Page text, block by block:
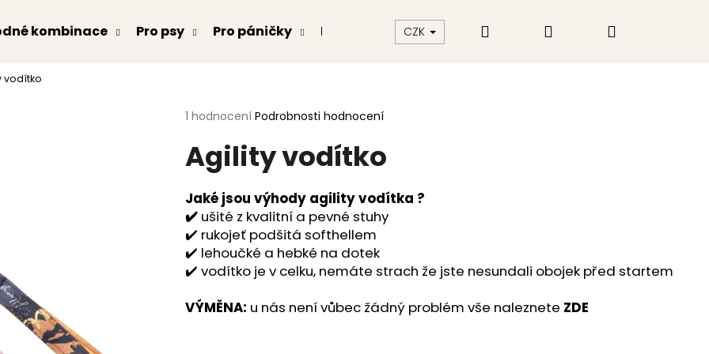
kombinace Pro psy Pro páničky Kontakt Hodnocení obchodu
CZK Hledat PřihlášeníNákupní
vodítko
Průměrné
produktu
je
z
5
hvězdiček.
1 hodnocení Podrobnosti hodnocení
Agility vodítko
Jaké jsou výhody agility vodítka ?
✔️ ušité z kvalitní a pevné stuhy
✔️ rukojeť podšitá softhellem
✔️ lehoučké a hebké na dotek
✔️ vodítko je v celku, nemáte strach že jste nesundali obojek před startem
VÝMĚNA: u nás není vůbec žádný problém vše naleznete ZDE
Co potřebujete najít?
HLEDAT